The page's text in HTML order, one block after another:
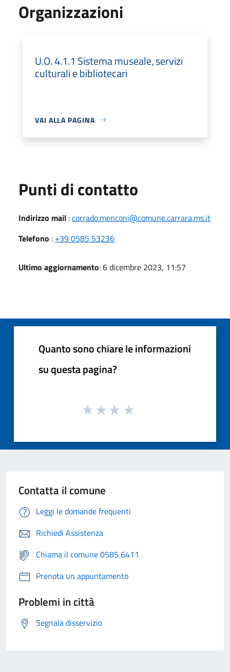
Organizzazioni
U.O. 4.1.1 Sistema museale, servizi
culturali e bibliotecari
VAI ALLA PAGINA
Punti di contatto
Indirizzo mail :corrado.menconi@comune.carrara.ms.it
Telefono : +39 0585 53236
Ultimo aggiornamento: 6 dicembre 2023, 11:57
Quanto sono chiare le informazioni
su questa pagina?
Contatta il comune
Leggi le domande frequenti
Richiedi Assistenza
Chiama il comune 0585 6411
Prenota un appuntamento
Problemi in città
Segnala disservizio